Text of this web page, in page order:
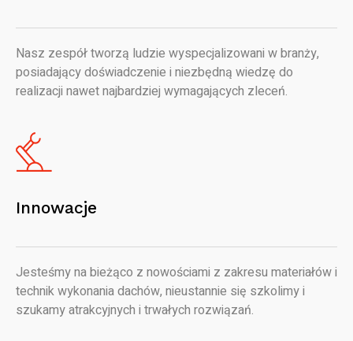
Nasz zespół tworzą ludzie wyspecjalizowani w branży,
posiadający doświadczenie i niezbędną wiedzę do
realizacji nawet najbardziej wymagających zleceń.
Innowacje
Jesteśmy na bieżąco z nowościami z zakresu materiałów i
technik wykonania dachów, nieustannie się szkolimy i
szukamy atrakcyjnych i trwałych rozwiązań.